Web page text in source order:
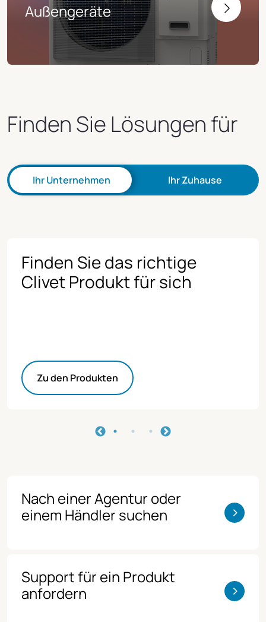
Außengeräte
Finden Sie Lösungen für
Ihr Unternehmen Ihr Zuhause
Finden Sie das richtige
Clivet Produkt für sich
Zu den Produkten
Nach einer Agentur oder
einem Händler suchen
>
Support für ein Produkt
anfordern
>